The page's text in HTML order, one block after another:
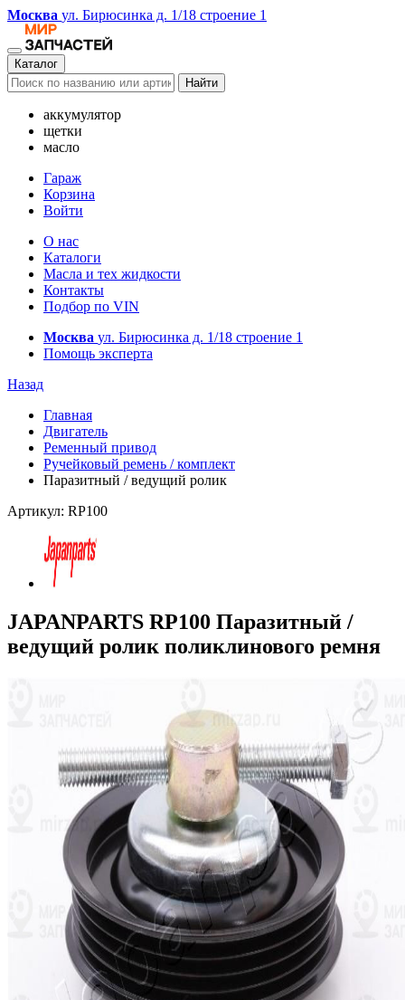
Москва ул. Бирюсинка д. 1/18 строение 1
Каталог
Найти
аккумулятор
щетки
масло
Гараж
Корзина
Войти
О нас
Каталоги
Масла и тех жидкости
Контакты
Подбор по VIN
Москва ул. Бирюсинка д. 1/18 строение 1
Помощь эксперта
Назад
Главная
Двигатель
Ременный привод
Ручейковый ремень / комплект
Паразитный / ведущий ролик
Артикул: RP100
JAPANPARTS RP100 Паразитный /
ведущий ролик поликлинового ремня